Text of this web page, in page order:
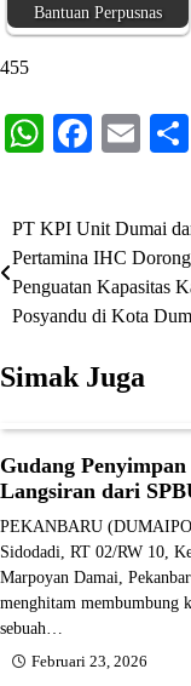
Bantuan Perpusnas
455
WhatsApp
Navigasi
pos
PT KPI Unit Dumai
Pertamina IHC Dorong
Penguatan Kapasitas
Posyandu di Kota
Simak Juga
Gudang
Langsiran dari
PEKANBARU
Sidodadi, RT 02/RW 10,
Marpoyan Damai,
menghitam membumbung
sebuah…
Februari 23, 2026